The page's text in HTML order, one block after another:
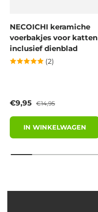
NECOICHI keramiche
voerbakjes voor katten
inclusief dienblad
(2)
Verkoopprijs
€9,95 Reguliere prijs
€14,95
IN WINKELWAGEN